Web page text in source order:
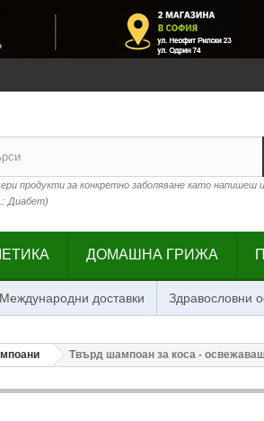
продукти за конкретно заболяване като напишеш
Диабет)
ДОМАШНА ГРИЖА
Международни доставки Здравословни
Твърд шампоан за коса -